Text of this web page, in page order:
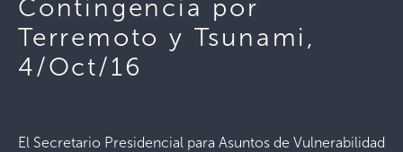
Contingencia por
Terremoto y Tsunami,
4/Oct/16
El Secretario Presidencial para Asuntos de Vulnerabilidad